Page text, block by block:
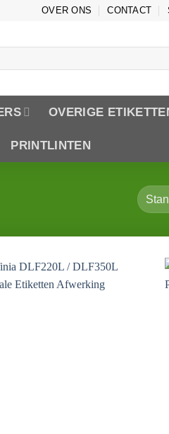
OVER ONS CONTACT
OVERIGE
PRINTLINTEN